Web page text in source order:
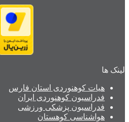
لینک ها
هیات کوهنوردی استان فارس
فدراسیون کوهنوردی ایران
فدراسیون پزشکی ورزشی
هواشناسی کوهستان